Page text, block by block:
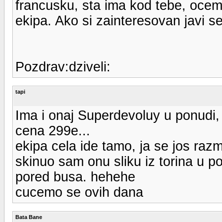
francusku, sta ima kod tebe,
ekipa. Ako si zainteresovan javi
Pozdrav:dziveli:
tapi
Ima i onaj Superdevoluy u
cena 299e...
ekipa cela ide tamo, ja se jos
skinuo sam onu sliku iz torina u
pored busa. hehehe
cucemo se ovih dana
Bata Bane